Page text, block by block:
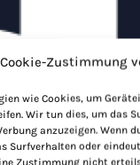
Cookie-Zustimmung
wie Cookies, um
Wir tun dies, um das
anzuzeigen. Wenn
Surfverhalten oder
Zustimmung nicht